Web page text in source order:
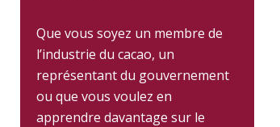
Que vous soyez un membre de
l’industrie du cacao, un
représentant du gouvernement
ou que vous voulez en
apprendre davantage sur le